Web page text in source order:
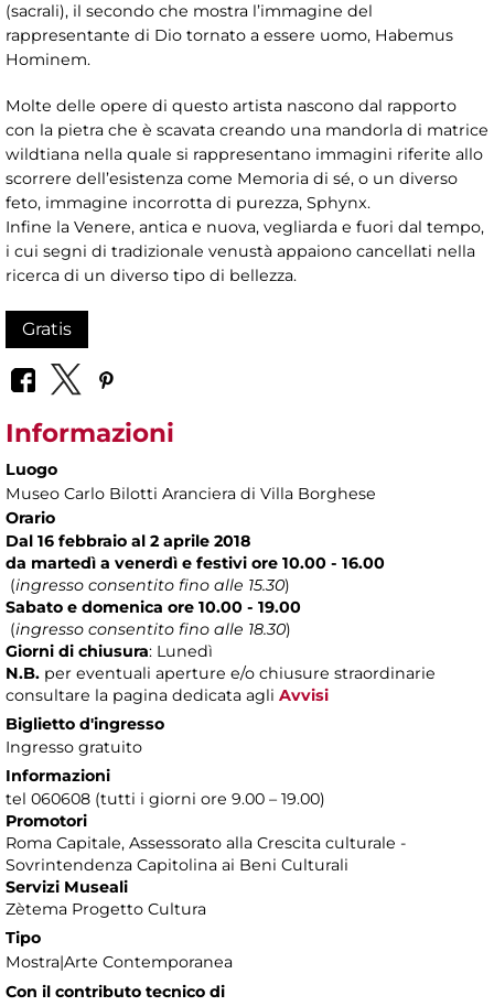
(sacrali), il secondo che mostra l’immagine del
rappresentante di Dio tornato a essere uomo, Habemus
Hominem.
Molte delle opere di questo artista nascono dal rapporto
con la pietra che è scavata creando una mandorla di matrice
wildtiana nella quale si rappresentano immagini riferite allo
scorrere dell’esistenza come Memoria di sé, o un diverso
feto, immagine incorrotta di purezza, Sphynx.
Infine la Venere, antica e nuova, vegliarda e fuori dal tempo,
i cui segni di tradizionale venustà appaiono cancellati nella
ricerca di un diverso tipo di bellezza.
Gratis
Informazioni
Luogo
Museo Carlo Bilotti Aranciera di Villa Borghese
Orario
Dal 16 febbraio al 2 aprile 2018
da martedì a venerdì e festivi ore 10.00 - 16.00
(ingresso consentito fino alle 15.30)
Sabato e domenica ore 10.00 - 19.00
(ingresso consentito fino alle 18.30)
Giorni di chiusura: Lunedì
N.B. per eventuali aperture e/o chiusure straordinarie
consultare la pagina dedicata agli Avvisi
Biglietto d'ingresso
Ingresso gratuito
Informazioni
tel 060608 (tutti i giorni ore 9.00 – 19.00)
Promotori
Roma Capitale, Assessorato alla Crescita culturale -
Sovrintendenza Capitolina ai Beni Culturali
Servizi Museali
Zètema Progetto Cultura
Tipo
Mostra|Arte Contemporanea
Con il contributo tecnico di